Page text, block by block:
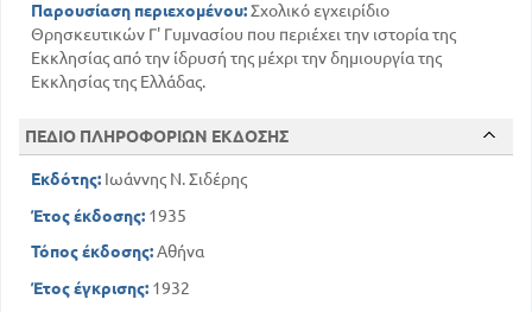
Παρουσίαση περιεχομένου:Σχολικό εγχειρίδιο
Θρησκευτικών Γ' Γυμνασίου που περιέχει την ιστορία της
Εκκλησίας από την ίδρυσή της μέχρι την δημιουργία της
Εκκλησίας της Ελλάδας.
ΠΕΔΙΟ ΠΛΗΡΟΦΟΡΙΩΝ ΕΚΔΟΣΗΣ
Εκδότης: Ιωάννης Ν. Σιδέρης
Έτος έκδοσης: 1935
Τόπος έκδοσης:Αθήνα
Έτος έγκρισης: 1932